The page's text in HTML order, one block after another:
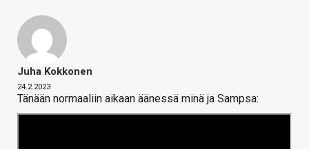
Juha Kokkonen
24.2.2023
Tänään normaaliin aikaan äänessä minä ja Sampsa: